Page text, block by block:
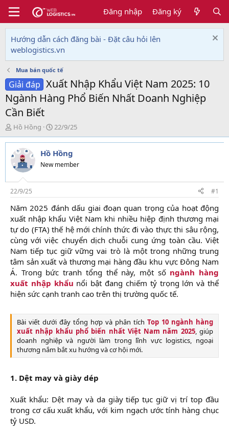
Đăng nhập Đăng ký
Hướng dẫn cách đăng bài - Đặt câu hỏi lên
weblogistics.vn
Mua bán quốc tế
Giải đáp Xuất Nhập Khẩu Việt Nam 2025: 10
Ngành Hàng Phổ Biến Nhất Doanh Nghiệp
Cần Biết
T
h
r
e
a
d
s
t
a
r
t
e
r
Hồ Hồng
N
g
à
y
g
i
22/9/25
Hồ Hồng
New member
22/9/25 #1
Năm 2025 đánh dấu giai đoạn quan trọng của hoạt động
xuất nhập khẩu Việt Nam khi nhiều hiệp định thương mại
tự do (FTA) thế hệ mới chính thức đi vào thực thi sâu rộng,
cùng với việc chuyển dịch chuỗi cung ứng toàn cầu. Việt
Nam tiếp tục giữ vững vai trò là một trong những trung
tâm sản xuất và thương mại hàng đầu khu vực Đông Nam
Á. Trong bức tranh tổng thể này, một số ngành hàng
xuất nhập khẩu nổi bật đang chiếm tỷ trọng lớn và thể
hiện sức cạnh tranh cao trên thị trường quốc tế.
Bài viết dưới đây tổng hợp và phân tích Top 10 ngành hàng
xuất nhập khẩu phổ biến nhất Việt Nam năm 2025, giúp
doanh nghiệp và người làm trong lĩnh vực logistics, ngoại
thương nắm bắt xu hướng và cơ hội mới.​
1. Dệt may và giày dép
Xuất khẩu: Dệt may và da giày tiếp tục giữ vị trí top đầu
trong cơ cấu xuất khẩu, với kim ngạch ước tính hàng chục
tỷ USD.